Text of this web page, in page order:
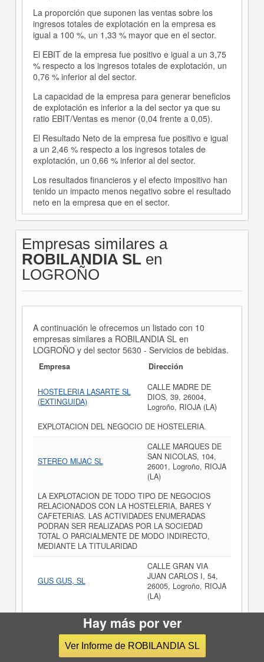
La proporción que suponen las ventas sobre los
ingresos totales de explotación en la empresa es
igual a 100 %, un 1,33 % mayor que en el sector.
El EBIT de la empresa fue positivo e igual a un 3,75
% respecto a los ingresos totales de explotación, un
0,76 % inferior al del sector.
La capacidad de la empresa para generar beneficios
de explotación es inferior a la del sector ya que su
ratio EBIT/Ventas es menor (0,04 frente a 0,05).
El Resultado Neto de la empresa fue positivo e igual
a un 2,46 % respecto a los ingresos totales de
explotación, un 0,66 % inferior al del sector.
Los resultados financieros y el efecto impositivo han
tenido un impacto menos negativo sobre el resultado
neto en la empresa que en el sector.
Empresas similares a
ROBILANDIA SL en
LOGROÑO
A continuación le ofrecemos un listado con 10
empresas similares a ROBILANDIA SL en
LOGROÑO y del sector 5630 - Servicios de bebidas.
Empresa Dirección
HOSTELERIA LASARTE SL
(EXTINGUIDA)
CALLE MADRE DE
DIOS, 39, 26004,
Logroño, RIOJA (LA)
EXPLOTACION DEL NEGOCIO DE HOSTELERIA.
STEREO MIJAC SL
CALLE MARQUES DE
SAN NICOLAS, 104,
26001, Logroño, RIOJA
(LA)
LA EXPLOTACION DE TODO TIPO DE NEGOCIOS
RELACIONADOS CON LA HOSTELERIA, BARES Y
CAFETERIAS. LAS ACTIVIDADES ENUMERADAS
PODRAN SER REALIZADAS POR LA SOCIEDAD
TOTAL O PARCIALMENTE DE MODO INDIRECTO,
MEDIANTE LA TITULARIDAD
GUS GUS, SL
CALLE GRAN VIA
JUAN CARLOS I, 54,
26005, Logroño, RIOJA
(LA)
LA EXPLOTACION COMERCIAL DE INMUEBLES CON
LAS SIGUIENTES ACTIVIDADES: COMPRAVENTA,
PROMOCIONES, CESIONES, ALQUILER Y ANALOGAS
DE BIENES INMUEBLES, SERVICIOS HOSTELEROS
TANTO EN REGIMEN DE PROPIEDAD COMO DE
Hay más por ver
Ver Informe de ROBILANDIA SL